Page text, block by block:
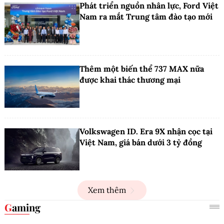
Phát triển nguồn nhân lực, Ford Việt
Nam ra mắt Trung tâm đào tạo mới
Thêm một biến thể 737 MAX nữa
được khai thác thương mại
Volkswagen ID. Era 9X nhận cọc tại
Việt Nam, giá bán dưới 3 tỷ đồng
Xem thêm
Gaming